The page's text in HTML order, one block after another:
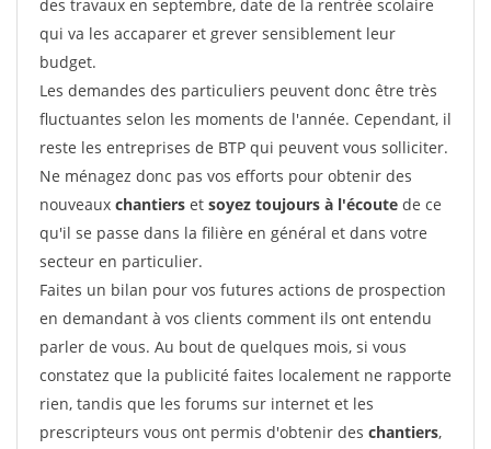
des travaux en septembre, date de la rentrée scolaire
qui va les accaparer et grever sensiblement leur
budget.
Les demandes des particuliers peuvent donc être très
fluctuantes selon les moments de l'année. Cependant, il
reste les entreprises de BTP qui peuvent vous solliciter.
Ne ménagez donc pas vos efforts pour obtenir des
nouveaux chantiers et soyez toujours à l'écoute de ce
qu'il se passe dans la filière en général et dans votre
secteur en particulier.
Faites un bilan pour vos futures actions de prospection
en demandant à vos clients comment ils ont entendu
parler de vous. Au bout de quelques mois, si vous
constatez que la publicité faites localement ne rapporte
rien, tandis que les forums sur internet et les
prescripteurs vous ont permis d'obtenir des chantiers,